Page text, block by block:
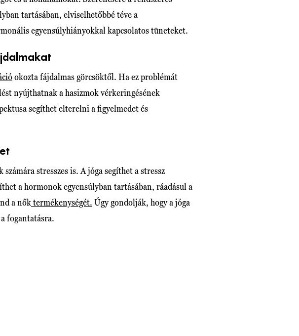
tartásában, elviselhetőbbé téve a
egyensúlyhiányokkal kapcsolatos tüneteket.
okozta fájdalmas görcsöktől. Ha ez problémát
nyújthatnak a hasizmok vérkeringésének
segíthet elterelni a figyelmedet és
stresszes is. A jóga segíthet a stressz
a hormonok egyensúlyban tartásában, ráadásul a
a nőktermékenységét. Úgy gondolják, hogy a jóga
fogantatásra.